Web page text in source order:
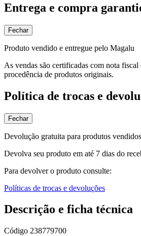
Entrega e compra
Fechar
Produto vendido e entregue pelo Magalu
As vendas são certificadas com nota fiscal
procedência de produtos originais.
Política de trocas e
Fechar
Devolução gratuita para produtos
Devolva seu produto em até 7 dias do
Para devolver o produto consulte:
Políticas de trocas e devoluções
Descrição e ficha técnica
Código 238779700